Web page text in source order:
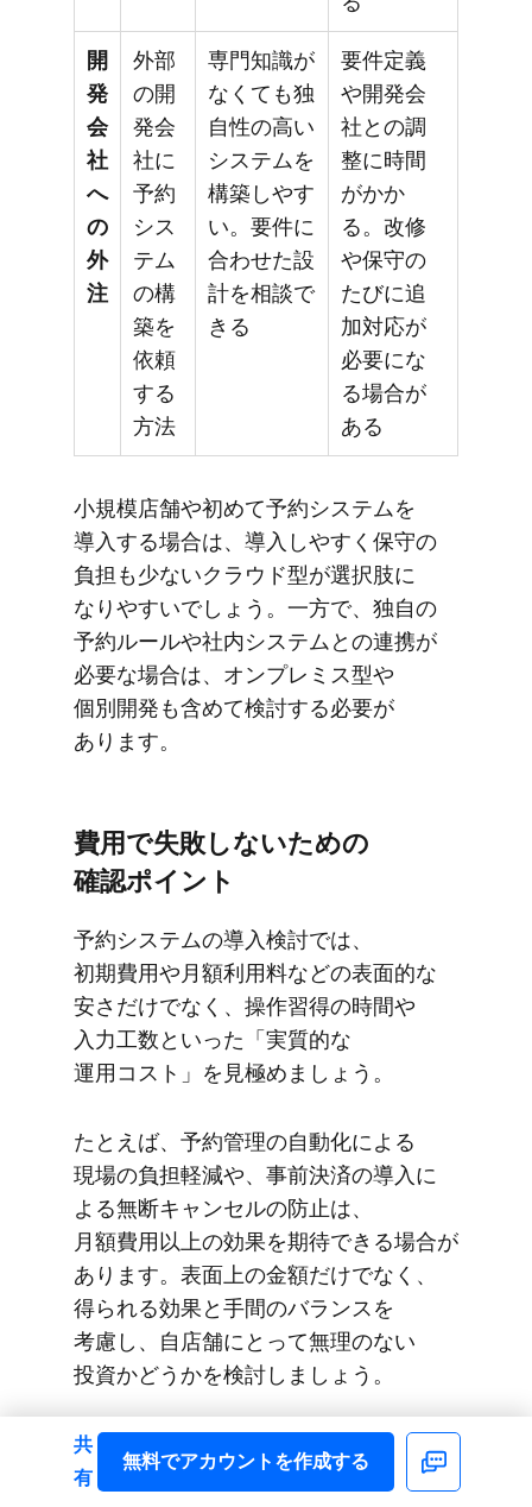
開
発
会
社
へ
の
外
注
外部
の開
発会
社に
予約
シス
テム
の構
築を
依頼
する
方法
専門知識が
なくても独
自性の高い
システムを
構築しやす
い。要件に
合わせた設
計を相談で
きる
要件定義
や開発会
社との調
整に時間
がかか
る。改修
や保守の
たびに追
加対応が
必要にな
る場合が
ある
小規模店舗や​初めて​予約システムを​
導入する​場合は、​導入しやすく​保守の​
負担も​少ない​クラウド型が​選択肢に​
なりやすいでしょう。​一方で、​独自の​
予約ルールや​社内システムとの​連携が​
必要な​場合は、​オンプレミス型や​
個別開発も​含めて​検討する​必要が​
あります。
費用で​失敗しないための​
確認ポイント
予約システムの​導入検討では、​
初期費用や​月​額利用料などの​表面的な​
安さだけでなく、​操作習得の​時間や​
入力工数と​いった​「実質的な​
運用コスト」を​見極めましょう。
た​とえば、​予約管理の​自動化に​よる​
現場の​負担軽減や、​事前決済の​導入に​
よる​無断キャンセルの​防止は、​
月額費用以上の​効果を​期待できる​場合が​
あります。​表面上の​金額だけでなく、​
得られる​効果と​手間の​バランスを​
考慮し、​自店舗に​とって​無理の​ない​
投資か​どうかを​検討しましょう。
また、​一度​運用を​始めた​予約システムを​
後から​別の​サービスへ​切り​替えるのは、​
Facebook
共
有
無料で​アカウントを​作成する